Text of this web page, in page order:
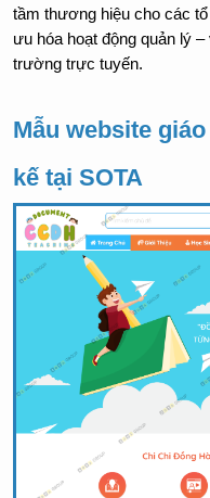
tầm thương hiệu cho các
ưu hóa hoạt động quản lý
trường trực tuyến.
Mẫu website
kế tại SOTA